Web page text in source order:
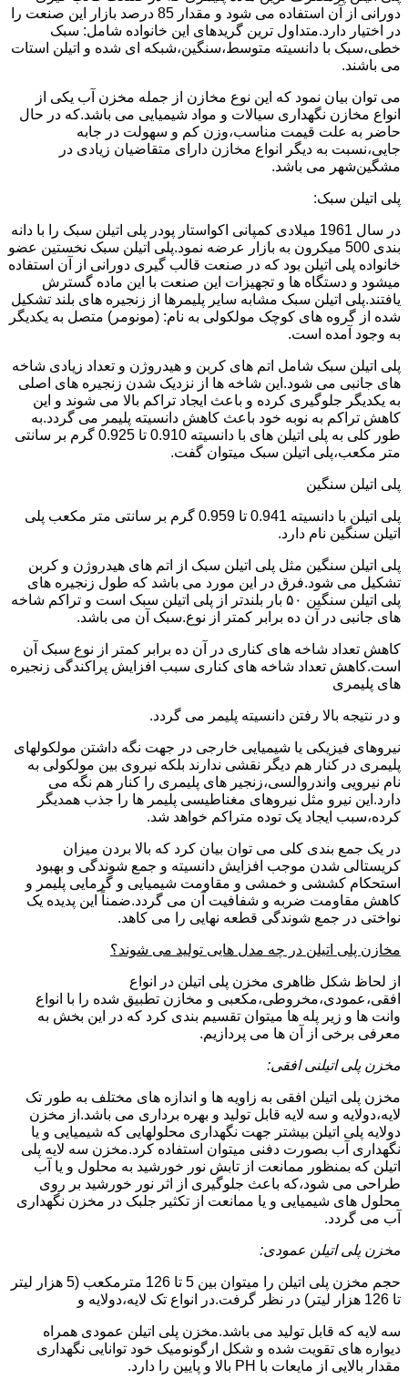
دورانی از آن استفاده می شود و مقدار 85 درصد بازار این صنعت را
در اختیار دارد.متداول ترین گریدهای این خانواده شامل: سبک
خطی،سبک با دانسیته متوسط،سنگین،شبکه ای شده و اتیلن استات
می باشند.
می توان بیان نمود که این نوع مخازن از جمله مخزن آب یکی از
انواع مخازن نگهداری سیالات و مواد شیمیایی می باشد.که در حال
حاضر به علت قیمت مناسب،وزن کم و سهولت در جابه
جایی،نسبت به دیگر انواع مخازن دارای متقاضیان زیادی در
مشگین‌شهر می باشد.
پلی اتیلن سبک:
در سال 1961 میلادی کمپانی اکواستار پودر پلی اتیلن سبک را با دانه
بندی 500 میکرون به بازار عرضه نمود.پلی اتیلن سبک نخستین عضو
خانواده پلی اتیلن بود که در صنعت قالب گیری دورانی از آن استفاده
میشود و دستگاه ها و تجهیزات این صنعت با این ماده گسترش
یافتند.پلی اتیلن سبک مشابه سایر پلیمرها از زنجیره های بلند تشکیل
شده از گروه های کوچک مولکولی به نام: (مونومر) متصل به یکدیگر
به وجود آمده است.
پلی اتیلن سبک شامل اتم های کربن و هیدروژن و تعداد زیادی شاخه
های جانبی می شود.این شاخه ها از نزدیک شدن زنجیره های اصلی
به یکدیگر جلوگیری کرده و باعث ایجاد تراکم بالا می شوند و این
کاهش تراکم به نوبه خود باعث کاهش دانسیته پلیمر می گردد.به
طور کلی به پلی اتیلن های با دانسیته 0.910 تا 0.925 گرم بر سانتی
متر مکعب،پلی اتیلن سبک میتوان گفت.
پلی اتیلن سنگین
پلی اتیلن با دانسیته 0.941 تا 0.959 گرم بر سانتی متر مکعب پلی
اتیلن سنگین نام دارد.
پلی اتیلن سنگین مثل پلی اتیلن سبک از اتم های هیدروژن و کربن
تشکیل می شود.فرق در این مورد می باشد که طول زنجیره های
پلی اتیلن سنگین ۵۰ بار بلندتر از پلی اتیلن سبک است و تراکم شاخه
های جانبی در آن ده برابر کمتر از نوع.سبک آن می باشد.
کاهش تعداد شاخه های کناری در آن ده برابر کمتر از نوع سبک آن
است.کاهش تعداد شاخه های کناری سبب افزایش پراکندگی زنجیره
های پلیمری
و در نتیجه بالا رفتن دانسیته پلیمر می گردد.
نیروهای فیزیکی یا شیمیایی خارجی در جهت نگه داشتن مولکولهای
پلیمری در کنار هم دیگر نقشی ندارند بلکه نیروی بین مولکولی به
نام نیرویی واندروالسی،زنجیر های پلیمری را کنار هم نگه می
دارد.این نیرو مثل نیروهای مغناطیسی پلیمر ها را جذب همدیگر
کرده،سبب ایجاد یک توده متراکم خواهد شد.
در یک جمع بندی کلی می توان بیان کرد که بالا بردن میزان
کریستالی شدن موجب افزایش دانسیته و جمع شوندگی و بهبود
استحکام کششی و خمشی و مقاومت شیمیایی و گرمایی پلیمر و
کاهش مقاومت ضربه و شفافیت آن می گردد.ضمناً این پدیده یک
نواختی در جمع شوندگی قطعه نهایی را می کاهد.
مخازن پلی اتیلن در چه مدل هایی تولید می شوند؟
از لحاظ شکل ظاهری مخزن پلی اتیلن در انواع
افقی،عمودی،مخروطی،مکعبی و مخازن تطبیق شده را با انواع
وانت ها و زیر پله ها میتوان تقسیم بندی کرد که در این بخش به
معرفی برخی از آن ها می پردازیم.
مخزن پلی اتیلنی افقی:
مخزن پلی اتیلن افقی به زاویه ها و اندازه های مختلف به طور تک
لایه،دولایه و سه لایه قابل تولید و بهره برداری می باشد.از مخزن
دولایه پلی اتیلن بیشتر جهت نگهداری محلولهایی که شیمیایی و یا
نگهداری آب بصورت دفنی میتوان استفاده کرد.مخزن سه لایه پلی
اتیلن که بمنظور ممانعت از تابش نور خورشید به محلول و یا آب
طراحی می شود،که باعث جلوگیری از اثر نور خورشید بر روی
محلول های شیمیایی و یا ممانعت از تکثیر جلبک در مخزن نگهداری
آب می گردد.
مخزن پلی اتیلن عمودی:
حجم مخزن پلی اتیلن را میتوان بین 5 تا 126 مترمکعب (5 هزار لیتر
تا 126 هزار لیتر) در نظر گرفت.در انواع تک لایه،دولایه و
سه لایه که قابل تولید می باشد.مخزن پلی اتیلن عمودی همراه
دیواره های تقویت شده و شکل ارگونومیک خود توانایی نگهداری
مقدار بالایی از مایعات با PH بالا و پایین را دارد.